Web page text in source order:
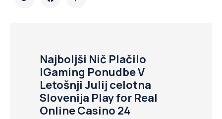
Najboljši Nič Plačilo
IGaming Ponudbe V
Letošnji Julij celotna
Slovenija Play for Real
Online Casino 24